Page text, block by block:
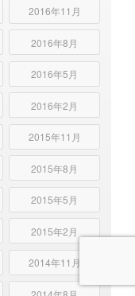
2016年11月
2016年8月
2016年5月
2016年2月
2015年11月
2015年8月
2015年5月
2015年2月
2014年11月